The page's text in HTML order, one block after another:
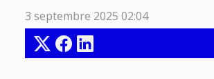
3 septembre 2025 02:04